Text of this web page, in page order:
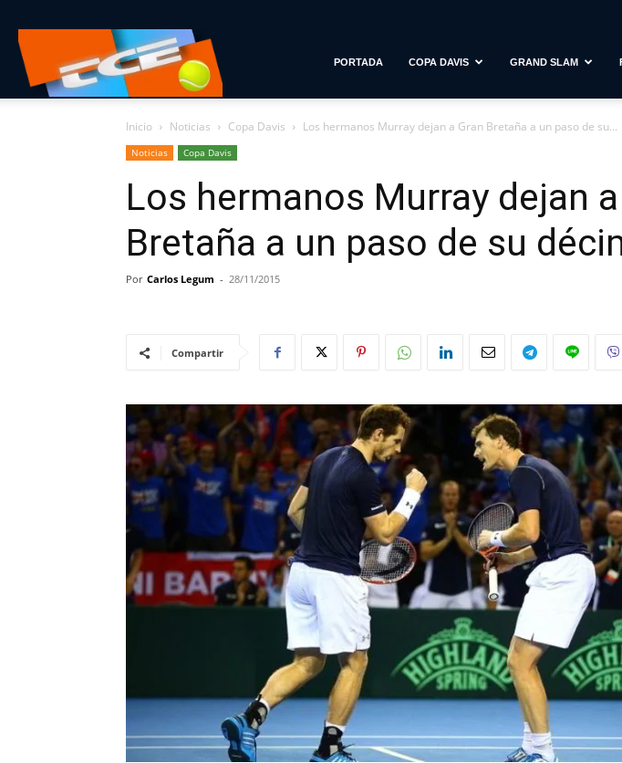
con
Estilo
PORTADA COPA DAVIS GRAND SLAM
Inicio Noticias Copa Davis Los hermanos Murray dejan a Gran Bretaña a un paso de su...
Noticias Copa Davis
Los hermanos Murray dejan
Bretaña a un paso de su
Por Carlos Legum - 28/11/2015
Compartir